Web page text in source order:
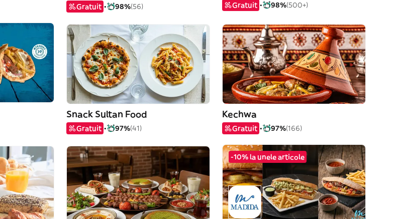
Gratuit 98%(56) Gratuit 98%(500+)
Snack Sultan Food
Gratuit 97%(41)
Kechwa
Gratuit 97%(166)
-10% la unele articole